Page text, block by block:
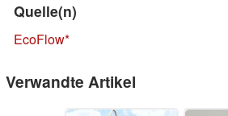
Quelle(n)
EcoFlow
Verwandte Artikel